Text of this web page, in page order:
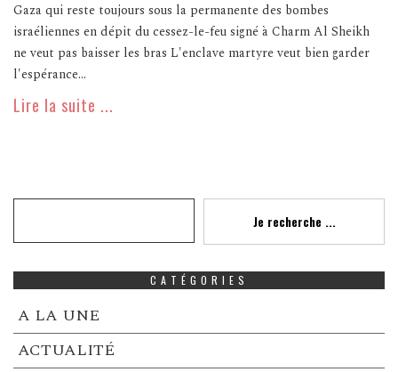
Gaza qui reste toujours sous la permanente des bombes
israéliennes en dépit du cessez-le-feu signé à Charm Al Sheikh
ne veut pas baisser les bras L'enclave martyre veut bien garder
l'espérance...
Lire la suite ...
Je recherche ...
CATÉGORIES
A LA UNE
ACTUALITÉ